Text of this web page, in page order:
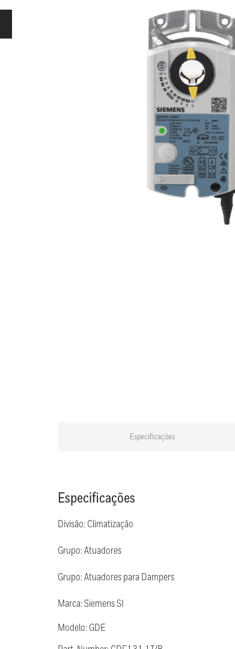
Especificações
Especificações
Divisão: Climatização
Grupo: Atuadores
Grupo: Atuadores para Dampers
Marca: Siemens SI
Modelo: GDE